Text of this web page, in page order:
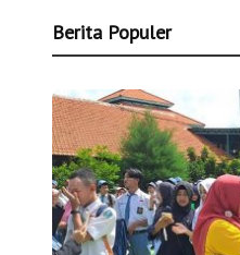
Berita Populer